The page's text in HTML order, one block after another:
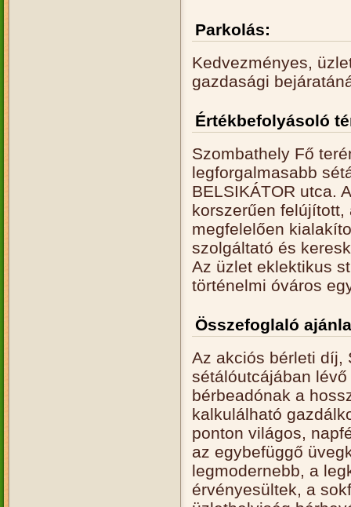
Parkolás:
Kedvezményes,
gazdasági
Értékbefolyásoló
Szombathely Fő
legforgalmasabb
BELSIKÁTOR utca.
korszerűen
megfelelően
szolgáltató és
Az üzlet eklektikus
történelmi óváros
Összefoglaló
Az akciós bérleti díj,
sétálóutcájában
bérbeadónak a
kalkulálható
ponton világos,
az egybefüggő
legmodernebb, a
érvényesültek, a